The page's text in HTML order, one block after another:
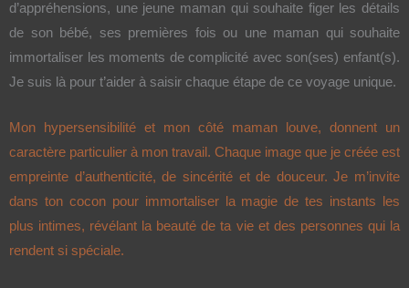
d’appréhensions, une jeune maman qui souhaite figer les détails
de son bébé, ses premières fois ou une maman qui souhaite
immortaliser les moments de complicité avec son(ses) enfant(s).
Je suis là pour t’aider à saisir chaque étape de ce voyage unique.
Mon hypersensibilité et mon côté maman louve, donnent un
caractère particulier à mon travail. Chaque image que je créée est
empreinte d’authenticité, de sincérité et de douceur. Je m’invite
dans ton cocon pour immortaliser la magie de tes instants les
plus intimes, révélant la beauté de ta vie et des personnes qui la
rendent si spéciale.